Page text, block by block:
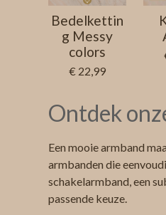
Bedelkettin
g Messy
colors
€ 22,99
Ontdek
Een mooie armband
armbanden die
schakelarmband, een
passende keuze.